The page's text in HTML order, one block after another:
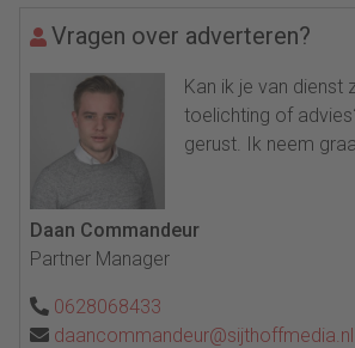
Vragen over adverteren?
Kan ik je van dienst
toelichting of
gerust. Ik neem
Daan Commandeur
Partner Manager
0628068433
daancommandeur@sijthoffmedia.nl